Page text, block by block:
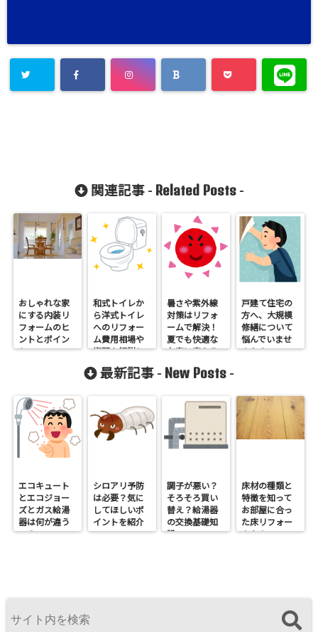
関連記事 - Related Posts-
おしゃれな家
にする内装リ
フォームのヒ
ントとポイン
ト
和式トイレか
ら洋式トイレ
へのリフォー
ム費用相場や
期間を解説し
暑さや紫外線
対策はリフォ
ームで解決！
夏でも快適な
お家に変える
戸建て住宅の
方へ、大規模
修繕について
悩んでいませ
んか？
最新記事 - New Posts -
エコキュート
とエコジョー
ズとガス給湯
器は何が違う
の？
シロアリ予防
は必要？気に
してほしいポ
イントを紹介
調子が悪い？
そろそろ買い
替え？給湯器
の交換基礎知
識
床材の種類と
特徴を知って
お部屋に合っ
た床リフォー
ムを！